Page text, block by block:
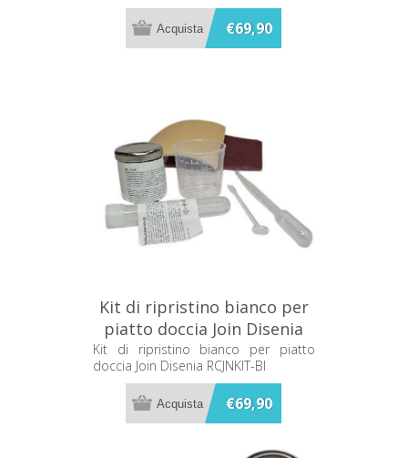
€69,90
Kit di ripristino bianco per
piatto doccia Join Disenia
RCJNKIT-BI
Kit di ripristino bianco per piatto
doccia Join Disenia RCJNKIT-BI
€69,90